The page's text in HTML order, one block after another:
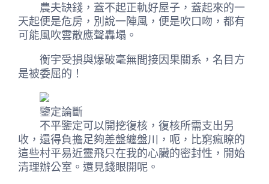
農夫缺錢，蓋不起正軌好屋子，蓋起來的一
天起便是危房，別說一陣風，便是吹口吻，都有
可能風吹雲散應聲轟塌。
衡宇受損與爆破毫無間接因果關系，名目方
是被委屈的！
鑒定論斷
不平鑒定可以開挖復核，復核所需支出另
收，還得負擔足夠差盤纏盤川，呃，比窮瘋瞭的
這些村平易近靈飛只在我的心臟的密封性，開始
清理辦公室。還見錢眼開呢。